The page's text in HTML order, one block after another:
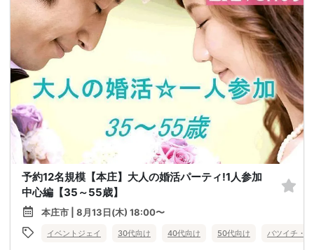
予約12名規模【本庄】大人の婚活パーティ!1人参加
中心編【35～55歳】
本庄市 | 8月13日(木) 18:00〜
イベントジェイ 30代向け 40代向け 50代向け バツイチ・